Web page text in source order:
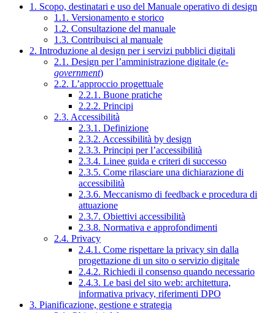
1. Scopo, destinatari e uso del Manuale operativo di design
1.1. Versionamento e storico
1.2. Consultazione del manuale
1.3. Contribuisci al manuale
2. Introduzione al design per i servizi pubblici digitali
2.1. Design per l’amministrazione digitale (e-
government)
2.2. L’approccio progettuale
2.2.1. Buone pratiche
2.2.2. Principi
2.3. Accessibilità
2.3.1. Definizione
2.3.2. Accessibilità by design
2.3.3. Principi per l’accessibilità
2.3.4. Linee guida e criteri di successo
2.3.5. Come rilasciare una dichiarazione di
accessibilità
2.3.6. Meccanismo di feedback e procedura di
attuazione
2.3.7. Obiettivi accessibilità
2.3.8. Normativa e approfondimenti
2.4. Privacy
2.4.1. Come rispettare la privacy sin dalla
progettazione di un sito o servizio digitale
2.4.2. Richiedi il consenso quando necessario
2.4.3. Le basi del sito web: architettura,
informativa privacy, riferimenti DPO
3. Pianificazione, gestione e strategia